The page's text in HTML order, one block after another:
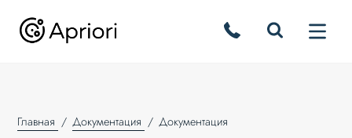
Главная Документация Документация